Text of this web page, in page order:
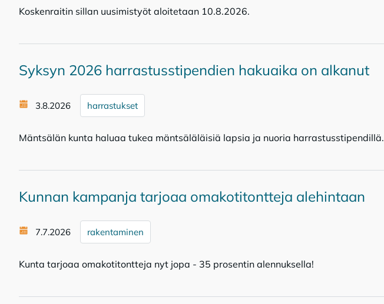
Koskenraitin sillan uusimistyöt aloitetaan 10.8.2026.
Syksyn 2026 harrastusstipendien hakuaika on alkanut
3.8.2026 harrastukset
Mäntsälän kunta haluaa tukea mäntsäläläisiä lapsia ja nuoria harrastusstipendillä.
Kunnan kampanja tarjoaa omakotitontteja alehintaan
7.7.2026 rakentaminen
Kunta tarjoaa omakotitontteja nyt jopa - 35 prosentin alennuksella!